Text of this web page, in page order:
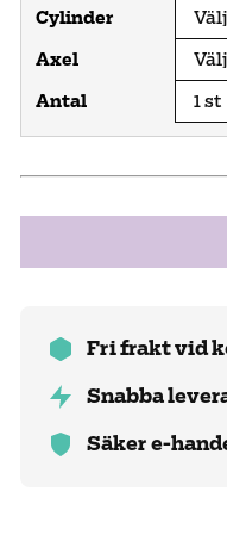
Cylinder
Axel
Antal
Fri frakt vid
Snabba
Säker e-